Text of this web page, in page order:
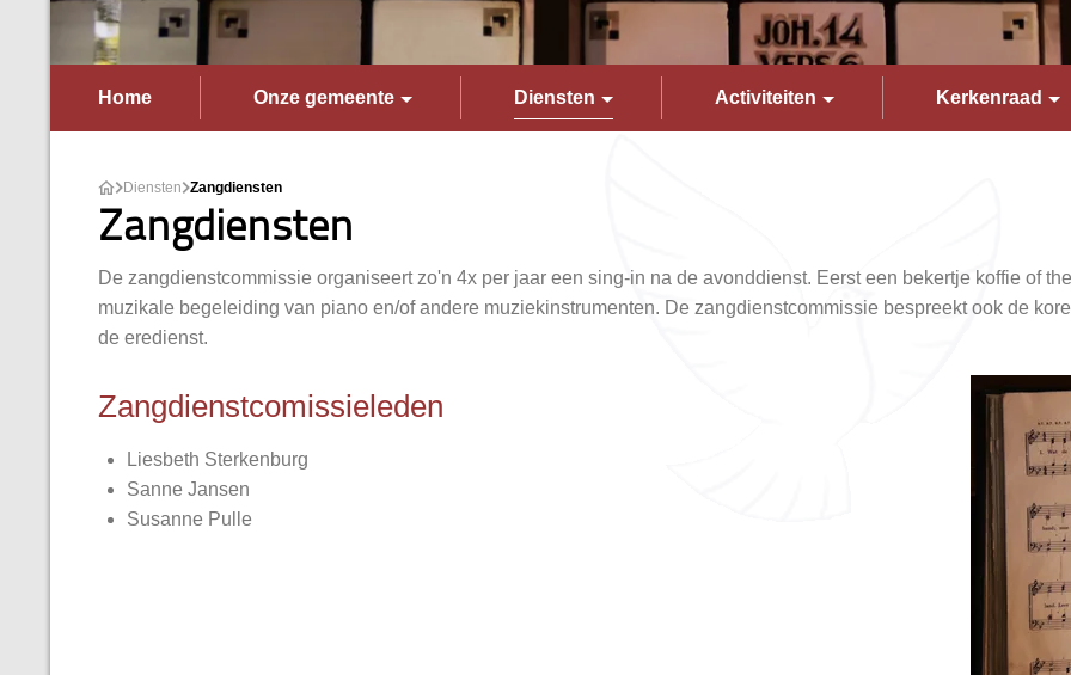
Home Onze gemeente Diensten Activiteiten Kerkenraad
Diensten Zangdiensten
Zangdiensten
De zangdienstcommissie organiseert zo'n 4x per jaar een sing-in na de avonddienst. Eerst een bekertje koffie of
muzikale begeleiding van piano en/of andere muziekinstrumenten. De zangdienstcommissie bespreekt ook de
de eredienst.
Zangdienstcomissieleden
Liesbeth Sterkenburg
Sanne Jansen
Susanne Pulle